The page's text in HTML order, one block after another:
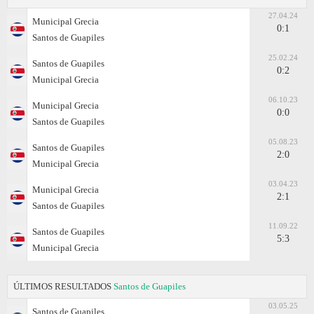
Municipal Grecia
Santos de Guapiles
27.04.24
0:1
Santos de Guapiles
Municipal Grecia
25.02.24
0:2
Municipal Grecia
Santos de Guapiles
06.10.23
0:0
Santos de Guapiles
Municipal Grecia
05.08.23
2:0
Municipal Grecia
Santos de Guapiles
03.04.23
2:1
Santos de Guapiles
Municipal Grecia
11.09.22
5:3
ÚLTIMOS RESULTADOS Santos de Guapiles
Santos de Guapiles
03.05.25